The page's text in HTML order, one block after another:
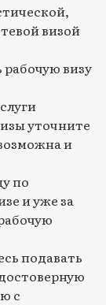
визой
визу
уточните
и
по
и уже за
подавать
с